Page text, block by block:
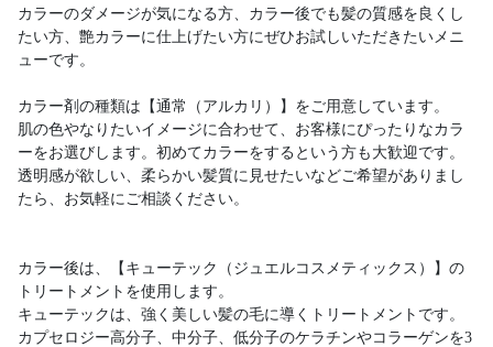
カラーのダメージが気になる方、カラー後でも髪の質感を良くし
たい方、艶カラーに仕上げたい方にぜひお試しいただきたいメニ
ューです。
カラー剤の種類は【通常（アルカリ）】をご用意しています。
肌の色やなりたいイメージに合わせて、お客様にぴったりなカラ
ーをお選びします。初めてカラーをするという方も大歓迎です。
透明感が欲しい、柔らかい髪質に見せたいなどご希望がありまし
たら、お気軽にご相談ください。
カラー後は、【キューテック（ジュエルコスメティックス）】の
トリートメントを使用します。
キューテックは、強く美しい髪の毛に導くトリートメントです。
カプセロジー高分子、中分子、低分子のケラチンやコラーゲンを3